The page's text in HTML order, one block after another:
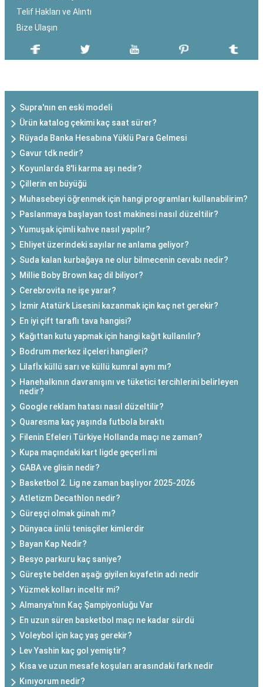
Telif Hakları ve Alıntı
Bize Ulaşın
Supra'nın en eski modeli
Ürün katalog çekimi kaç saat sürer?
Rüyada Banka Hesabına Yüklü Para Gelmesi
Gavur tdk nedir?
Koyunlarda 8'li karma aşı nedir?
Çillerin en büyüğü
Muhasebeyi öğrenmek için hangi programları kullanabilirim?
Paslanmaya başlayan tost makinesi nasıl düzeltilir?
Yumuşak içimli kahve nasıl yapılır?
Ehliyet üzerindeki sayılar ne anlama geliyor?
Suda kalan kurbağaya ne olur bilmecenin cevabı nedir?
Millie Boby Brown kaç dil biliyor?
Cerebrovita ne işe yarar?
İzmir Atatürk Lisesini kazanmak için kaç net gerekir?
En iyi çift taraflı tava hangisi?
Kağıttan kutu yapmak için hangi kağıt kullanılır?
Bodrum merkez ilçeleri hangileri?
Lilafİx küllü sarı ve küllü kumral aynı mı?
Hanehalkının davranışını ve tüketici tercihlerini belirleyen
nedir?
Google reklam hatası nasıl düzeltilir?
Quaresma kaç yaşında futbola bıraktı
Filenin Efeleri Türkiye Hollanda maçı ne zaman?
Kupa maçındaki kart ligde geçerli mi
GABA ve glisin nedir?
Basketbol 2. Lig ne zaman başlıyor 2025-2026
Atletizm Decathlon nedir?
Güreşçi olmak günah mı?
Dünyaca ünlü tenisçiler kimlerdir
Bayan Kap Nedir?
Besyo parkuru kaç saniye?
Güreşte belden aşağı giyilen kıyafetin adı nedir
Yüzmek kolları inceltir mi?
Almanya'nın Kaç Şampiyonluğu Var
En uzun süren basketbol maçı ne kadar sürdü
Voleybol için kaç yaş gerekir?
Lev Yashin kaç gol yemiştir?
Kısa ve uzun mesafe koşuları arasındaki fark nedir
Kınıyorum nedir?